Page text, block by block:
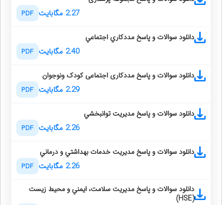
2.27 مگابایت PDF
دانلود سوالات و پاسخ مددكاري اجتماعي
2.40 مگابایت PDF
دانلود سوالات و پاسخ مددکاری اجتماعی کودک ونوجوان
2.29 مگابایت PDF
دانلود سوالات و پاسخ مديريت توانبخشي
2.26 مگابایت PDF
دانلود سوالات و پاسخ مديريت خدمات بهداشتي و درماني
2.26 مگابایت PDF
دانلود سوالات و پاسخ مديريت سلامت، ايمني و محيط زيست
(HSE)